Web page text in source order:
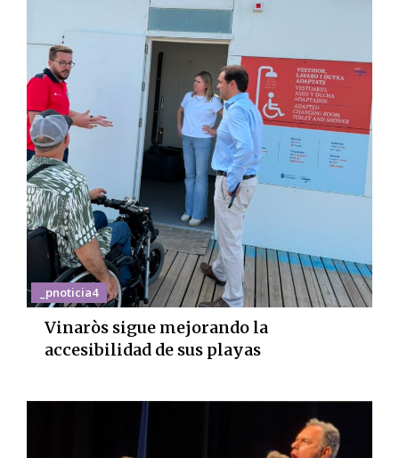
_pnoticia4
Vinaròs sigue mejorando la
accesibilidad de sus playas